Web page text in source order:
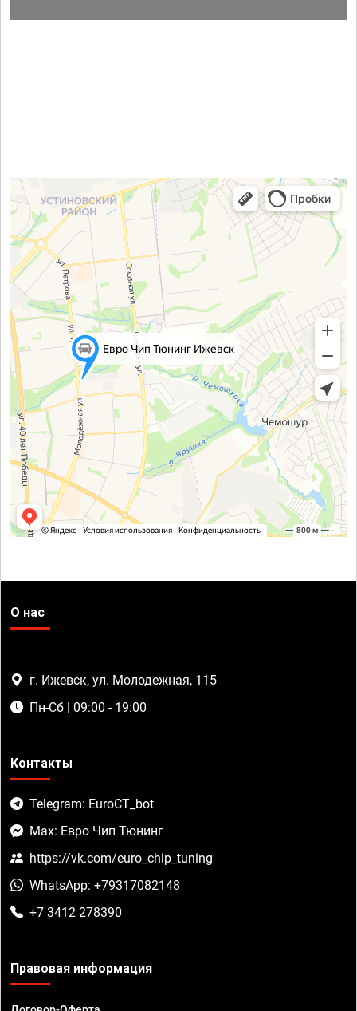
О нас
г. Ижевск, ул. Молодежная, 115
Пн-Сб | 09:00 - 19:00
Контакты
Telegram: EuroCT_bot
Max: Евро Чип Тюнинг
https://vk.com/euro_chip_tuning
WhatsApp: +79317082148
+7 3412 278390
Правовая информация